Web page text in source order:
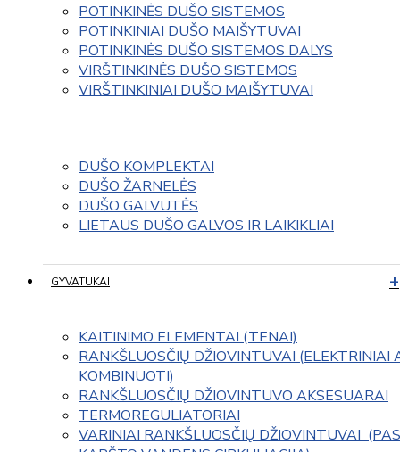
POTINKINĖS DUŠO SISTEMOS
POTINKINIAI DUŠO MAIŠYTUVAI
POTINKINĖS DUŠO SISTEMOS DALYS
VIRŠTINKINĖS DUŠO SISTEMOS
VIRŠTINKINIAI DUŠO MAIŠYTUVAI
DUŠO KOMPLEKTAI
DUŠO ŽARNELĖS
DUŠO GALVUTĖS
LIETAUS DUŠO GALVOS IR LAIKIKLIAI
GYVATUKAI
KAITINIMO ELEMENTAI (TENAI)
RANKŠLUOSČIŲ DŽIOVINTUVAI (ELEKTRINIAI
KOMBINUOTI)
RANKŠLUOSČIŲ DŽIOVINTUVO AKSESUARAI
TERMOREGULIATORIAI
VARINIAI RANKŠLUOSČIŲ DŽIOVINTUVAI